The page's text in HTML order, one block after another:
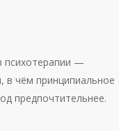
психотерапии —
в чём принципиальное
предпочтительнее.